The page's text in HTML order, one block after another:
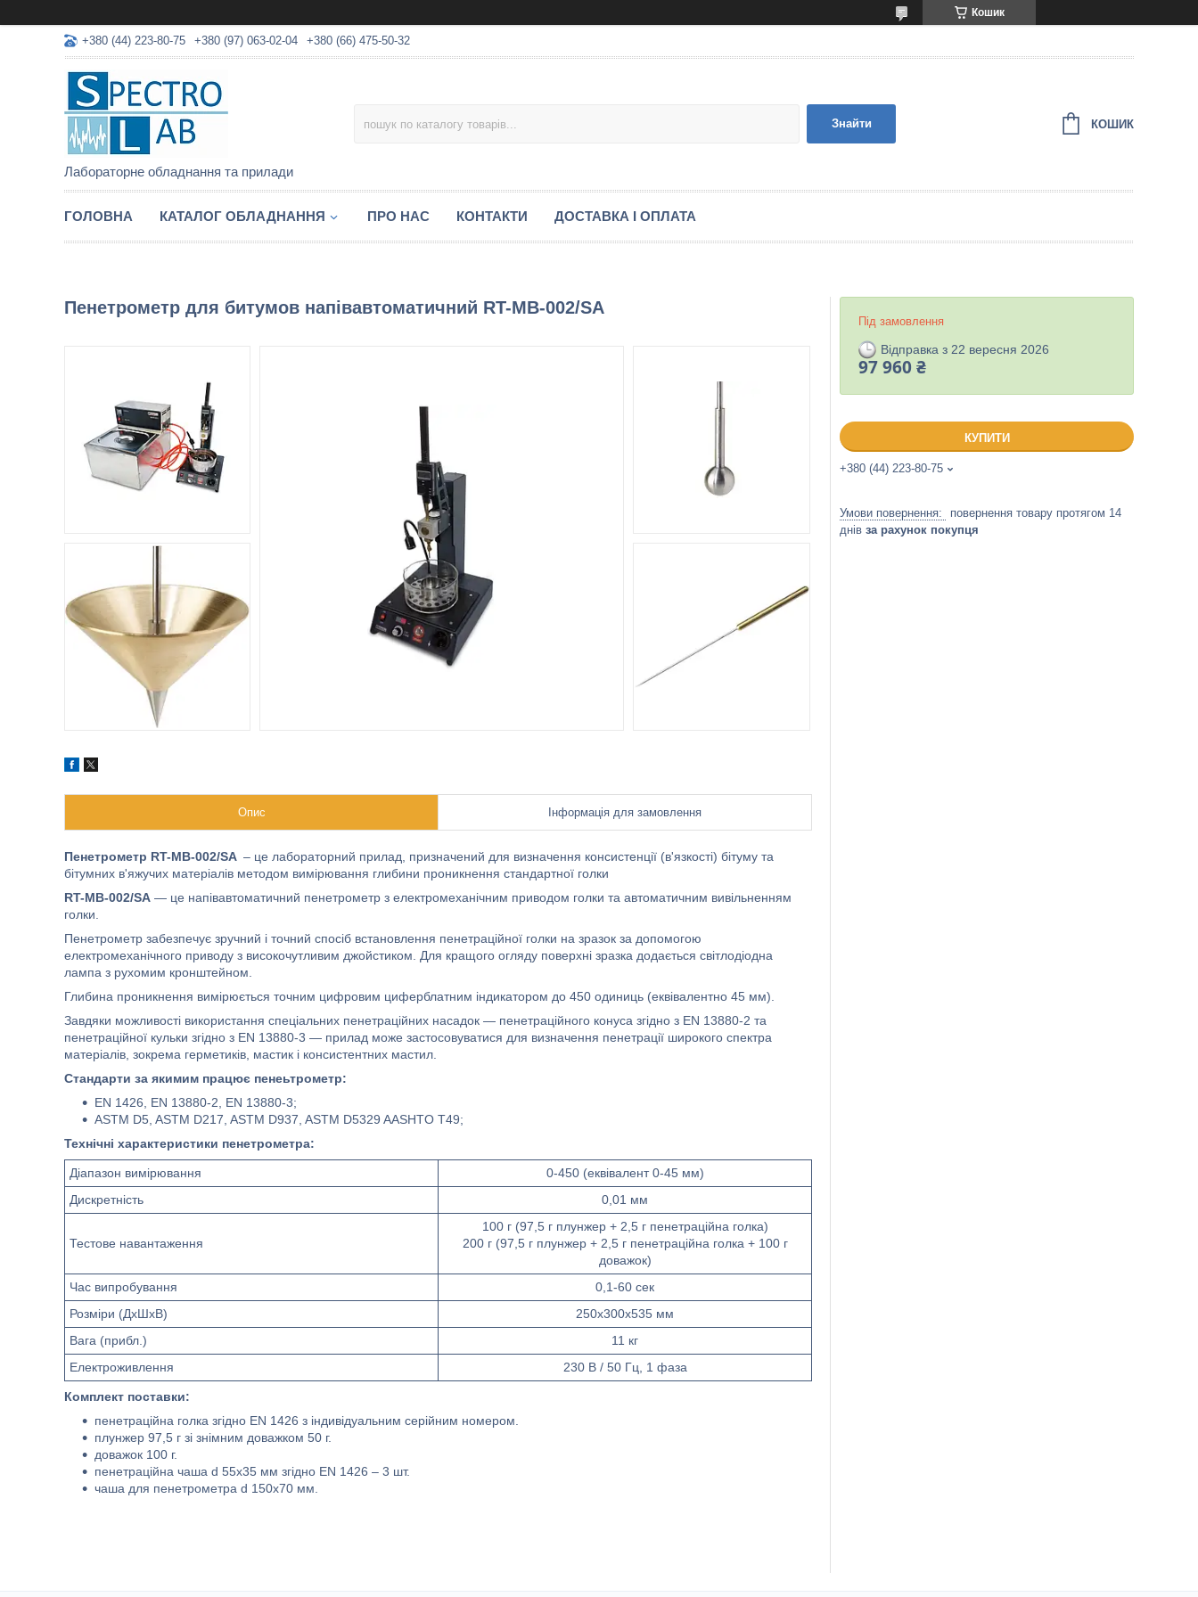
Кошик
+380 (44) 223-80-75 +380 (97) 063-02-04 +380 (66) 475-50-32
Лабораторне обладнання та прилади
Знайти КОШИК
ГОЛОВНА КАТАЛОГ ОБЛАДНАННЯ ПРО НАС КОНТАКТИ ДОСТАВКА І ОПЛАТА
Пенетрометр для битумов напівавтоматичний RT-MB-002/SA
Опис Інформація для замовлення
Пенетрометр RT-MB-002/SA – це лабораторний прилад, призначений для визначення консистенції (в'язкості) бітуму та
бітумних в'яжучих матеріалів методом вимірювання глибини проникнення стандартної голки
RT-MB-002/SA — це напівавтоматичний пенетрометр з електромеханічним приводом голки та автоматичним вивільненням
голки.
Пенетрометр забезпечує зручний і точний спосіб встановлення пенетраційної голки на зразок за допомогою
електромеханічного приводу з високочутливим джойстиком. Для кращого огляду поверхні зразка додається світлодіодна
лампа з рухомим кронштейном.
Глибина проникнення вимірюється точним цифровим циферблатним індикатором до 450 одиниць (еквівалентно 45 мм).
Завдяки можливості використання спеціальних пенетраційних насадок — пенетраційного конуса згідно з EN 13880-2 та
пенетраційної кульки згідно з EN 13880-3 — прилад може застосовуватися для визначення пенетрації широкого спектра
матеріалів, зокрема герметиків, мастик і консистентних мастил.
Стандарти за якимим працює пенеьтрометр:
EN 1426, EN 13880-2, EN 13880-3;
ASTM D5, ASTM D217, ASTM D937, ASTM D5329 AASHTO T49;
Технічні характеристики пенетрометра:
Діапазон вимірювання
0-450 (еквівалент 0-45 мм)
Дискретність
0,01 мм
Тестове навантаження
100 г (97,5 г плунжер + 2,5 г пенетраційна голка)
200 г (97,5 г плунжер + 2,5 г пенетраційна голка + 100 г
доважок)
Час випробування
0,1-60 сек
Розміри (ДxШxВ)
250x300x535 мм
Вага (прибл.)
11 кг
Електроживлення
230 В / 50 Гц, 1 фаза
Комплект поставки:
пенетраційна голка згідно EN 1426 з індивідуальним серійним номером.
плунжер 97,5 г зі знімним доважком 50 г.
доважок 100 г.
пенетраційна чаша d 55x35 мм згідно EN 1426 – 3 шт.
чаша для пенетрометра d 150х70 мм.
Під замовлення
Відправка з 22 вересня 2026
97 960 ₴
КУПИТИ
+380 (44) 223-80-75
повернення товару протягом 14
днів за рахунок покупця